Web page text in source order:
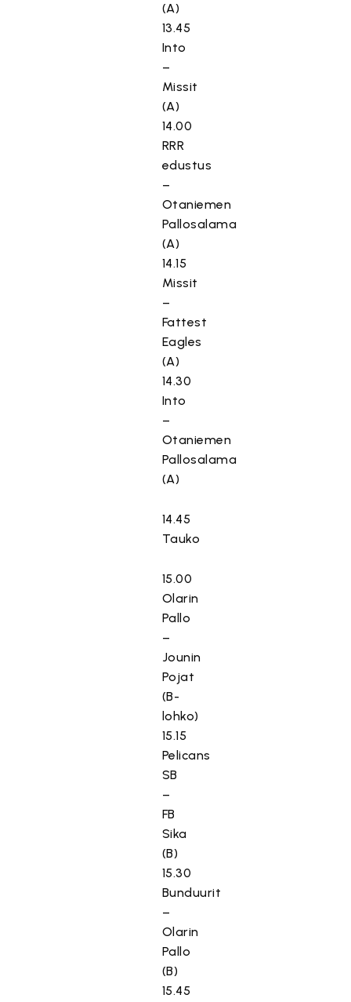
(A)
13.45
Into
–
Missit
(A)
14.00
RRR
edustus
–
Otaniemen
Pallosalama
(A)
14.15
Missit
–
Fattest
Eagles
(A)
14.30
Into
–
Otaniemen
Pallosalama
(A)
14.45
Tauko
15.00
Olarin
Pallo
–
Jounin
Pojat
(B-
lohko)
15.15
Pelicans
SB
–
FB
Sika
(B)
15.30
Bunduurit
–
Olarin
Pallo
(B)
15.45